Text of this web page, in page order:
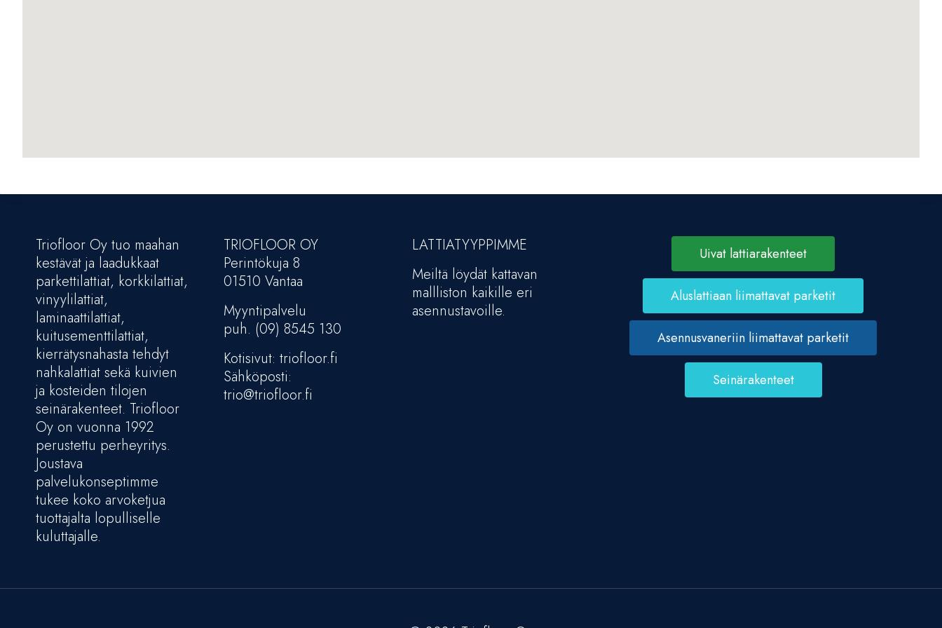
Triofloor Oy tuo maahan
kestävät ja laadukkaat
parkettilattiat, korkkilattiat,
vinyylilattiat,
laminaattilattiat,
kuitusementtilattiat,
kierrätysnahasta tehdyt
nahkalattiat sekä kuivien
ja kosteiden tilojen
seinärakenteet. Triofloor
Oy on vuonna 1992
perustettu perheyritys.
Joustava
palvelukonseptimme
tukee koko arvoketjua
tuottajalta lopulliselle
kuluttajalle.
TRIOFLOOR OY
Perintökuja 8
01510 Vantaa
Myyntipalvelu
puh. (09) 8545 130
Kotisivut: triofloor.fi
Sähköposti:
trio@triofloor.fi
LATTIATYYPPIMME
Meiltä löydät kattavan
mallliston kaikille eri
asennustavoille.
Uivat lattiarakenteet
Aluslattiaan liimattavat parketit
Asennusvaneriin liimattavat parketit
Seinärakenteet